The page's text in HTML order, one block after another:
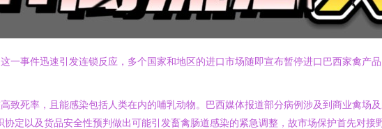
一事件迅速引发连锁反应，多个国家和地区的进口市场随即宣布暂停进口巴西家禽产
致死率，且能感染包括人类在内的哺乳动物。巴西媒体报道部分病例涉及到商业禽场
定以及货品安全性预判做出可能引发畜禽肠道感染的紧急调整，故市场保护首先对